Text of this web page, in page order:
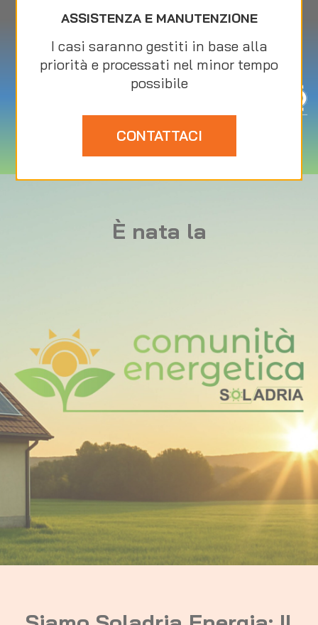
I NOSTRI MONDI:
È nata la
ASSISTENZA E MANUTENZIONE
I casi saranno gestiti in base alla
priorità e processati nel minor tempo
possibile
CONTATTACI